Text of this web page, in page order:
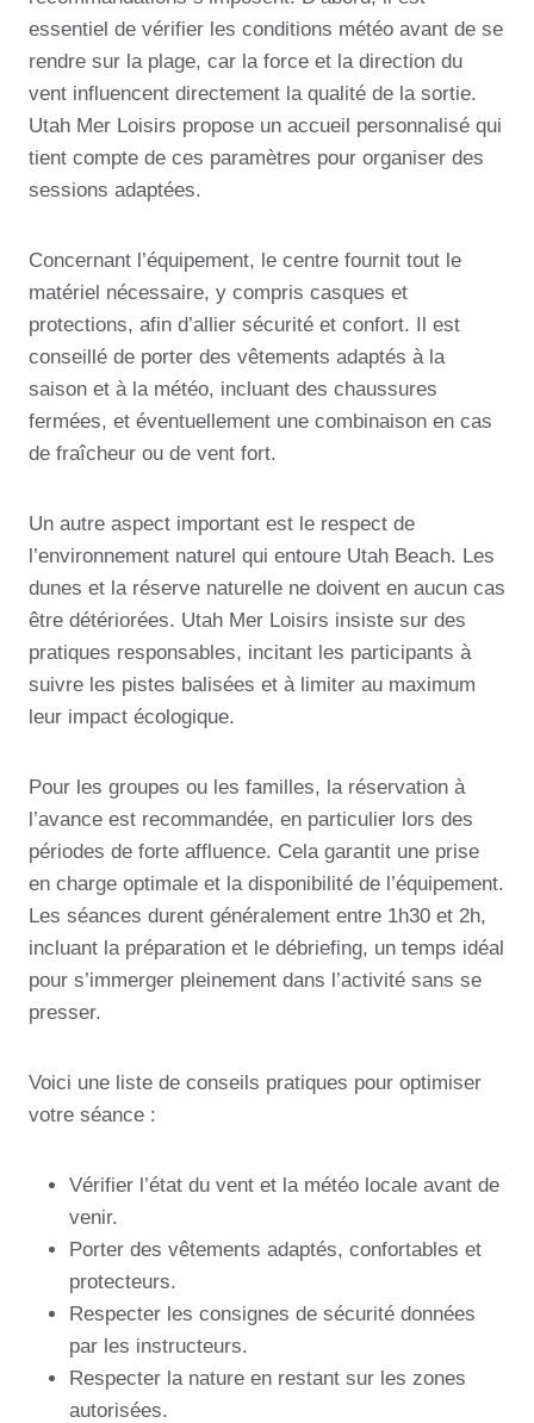
essentiel de vérifier les conditions météo avant de se
rendre sur la plage, car la force et la direction du
vent influencent directement la qualité de la sortie.
Utah Mer Loisirs propose un accueil personnalisé qui
tient compte de ces paramètres pour organiser des
sessions adaptées.
Concernant l’équipement, le centre fournit tout le
matériel nécessaire, y compris casques et
protections, afin d’allier sécurité et confort. Il est
conseillé de porter des vêtements adaptés à la
saison et à la météo, incluant des chaussures
fermées, et éventuellement une combinaison en cas
de fraîcheur ou de vent fort.
Un autre aspect important est le respect de
l’environnement naturel qui entoure Utah Beach. Les
dunes et la réserve naturelle ne doivent en aucun cas
être détériorées. Utah Mer Loisirs insiste sur des
pratiques responsables, incitant les participants à
suivre les pistes balisées et à limiter au maximum
leur impact écologique.
Pour les groupes ou les familles, la réservation à
l’avance est recommandée, en particulier lors des
périodes de forte affluence. Cela garantit une prise
en charge optimale et la disponibilité de l’équipement.
Les séances durent généralement entre 1h30 et 2h,
incluant la préparation et le débriefing, un temps idéal
pour s’immerger pleinement dans l’activité sans se
presser.
Voici une liste de conseils pratiques pour optimiser
votre séance :
Vérifier l’état du vent et la météo locale avant de
venir.
Porter des vêtements adaptés, confortables et
protecteurs.
Respecter les consignes de sécurité données
par les instructeurs.
Respecter la nature en restant sur les zones
autorisées.